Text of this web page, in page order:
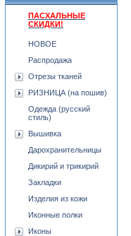
ПАСХАЛЬНЫЕ
СКИДКИ!
НОВОЕ
Распродажа
Отрезы тканей
РИЗНИЦА (на пошив)
Одежда (русский
стиль)
Вышивка
Дарохранительницы
Дикирий и трикирий
Закладки
Изделия из кожи
Иконные полки
Иконы